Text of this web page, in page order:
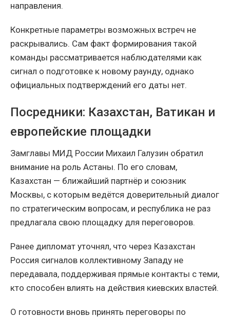
направления.
Конкретные параметры возможных встреч не
раскрывались. Сам факт формирования такой
команды рассматривается наблюдателями как
сигнал о подготовке к новому раунду, однако
официальных подтверждений его даты нет.
Посредники: Казахстан, Ватикан и
европейские площадки
Замглавы МИД России Михаил Галузин обратил
внимание на роль Астаны. По его словам,
Казахстан — ближайший партнёр и союзник
Москвы, с которым ведётся доверительный диалог
по стратегическим вопросам, и республика не раз
предлагала свою площадку для переговоров.
Ранее дипломат уточнял, что через Казахстан
Россия сигналов коллективному Западу не
передавала, поддерживая прямые контакты с теми,
кто способен влиять на действия киевских властей.
О готовности вновь принять переговоры по